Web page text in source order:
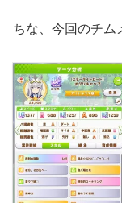
ちな、今回のチム